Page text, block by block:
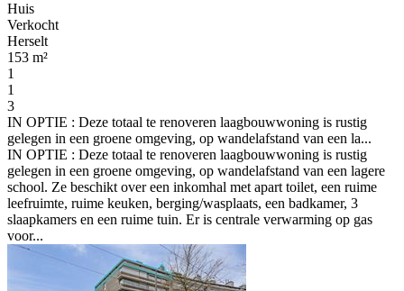
Huis
Verkocht
Herselt
153 m²
1
1
3
IN OPTIE : Deze totaal te renoveren laagbouwwoning is rustig
gelegen in een groene omgeving, op wandelafstand van een la...
IN OPTIE : Deze totaal te renoveren laagbouwwoning is rustig
gelegen in een groene omgeving, op wandelafstand van een lagere
school. Ze beschikt over een inkomhal met apart toilet, een ruime
leefruimte, ruime keuken, berging/wasplaats, een badkamer, 3
slaapkamers en een ruime tuin. Er is centrale verwarming op gas
voor...